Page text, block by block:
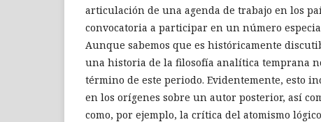
articulación de una agenda de trabajo en los
convocatoria a participar en un número
Aunque sabemos que es históricamente
una historia de la filosofía analítica temprana
término de este periodo. Evidentemente, esto
en los orígenes sobre un autor posterior, así
como, por ejemplo, la crítica del atomismo